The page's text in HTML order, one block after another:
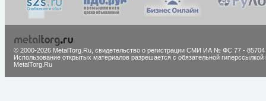
© 2000-2026 MetalTorg.Ru, cвидетельство о регистрации СМИ ИА № ФС 77 - 85704
Использование открытых материалов разрешается с обязательной гиперссылкой
MetalTorg.Ru